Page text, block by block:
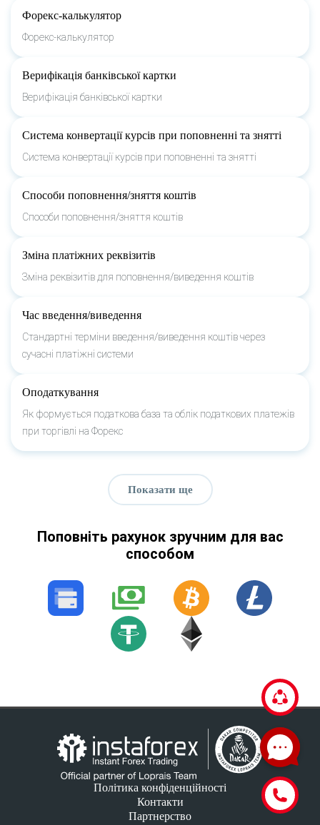
Форекс-калькулятор
Форекс-калькулятор
Верифікація банківської картки
Верифікація банківської картки
Система конвертації курсів при поповненні та знятті
Система конвертації курсів при поповненні та знятті
Способи поповнення/зняття коштів
Способи поповнення/зняття коштів
Зміна платіжних реквізитів
Зміна реквізитів для поповнення/виведення коштів
Час введення/виведення
Стандартні терміни введення/виведення коштів через
сучасні платіжні системи
Оподаткування
Як формується податкова база та облік податкових платежів
при торгівлі на Форекс
Показати ще
Поповніть рахунок зручним для вас
способом
Політика конфіденційності
Контакти
Партнерство